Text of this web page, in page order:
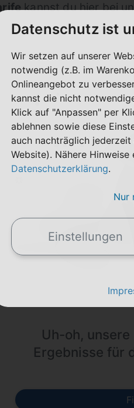
kannst du hier bei
Uh-oh,
Ergebnisse für
Datenschutz ist
Wir setzen auf unserer
notwendig (z.B. im
Onlineangebot zu
kannst die nicht
Klick auf "Anpassen" per
ablehnen sowie diese
auch nachträglich jederzeit
Website). Nähere
Datenschutzerklärung.
Nur
Einstellungen